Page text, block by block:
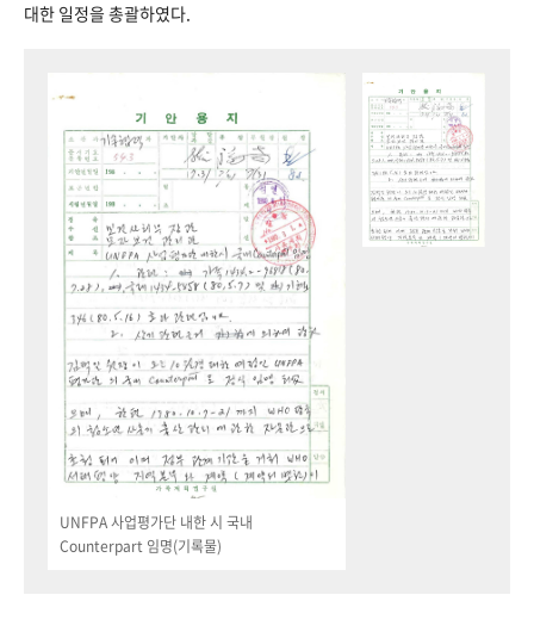
대한 일정을 총괄하였다.
UNFPA 사업평가단 내한 시 국내
Counterpart 임명(기록물)